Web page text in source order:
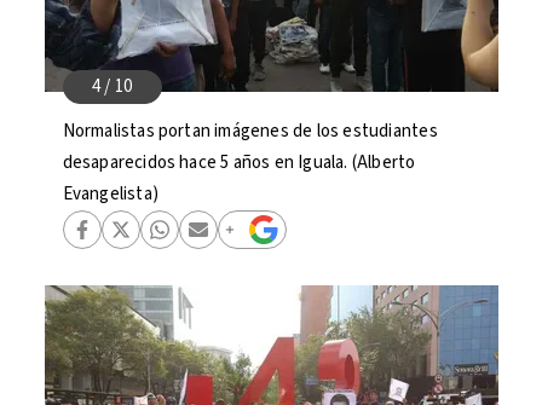
Normalistas portan imágenes de los estudiantes
desaparecidos hace 5 años en Iguala. (Alberto
Evangelista)